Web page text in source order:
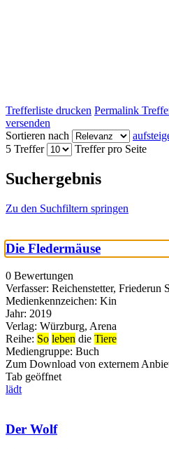
Trefferliste drucken Permalink
versenden
Sortieren nach
5 Treffer
Treffer pro Seite
Suchergebnis
Zu den Suchfiltern springen
Die Fledermäuse
0 Bewertungen
Verfasser: Reichenstetter, Friederun
Medienkennzeichen: Kin
Jahr: 2019
Verlag: Würzburg, Arena
Reihe: So leben die Tiere
Mediengruppe: Buch
Zum Download von externem
Tab geöffnet
lädt
Der Wolf